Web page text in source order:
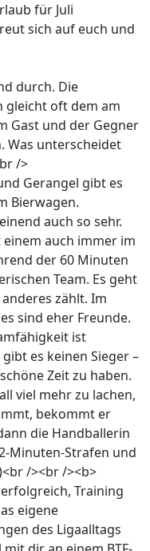
für Juli
sich auf euch und
durch. Die
gleicht oft dem am
Gast und der Gegner
Was unterscheidet
/>
Gerangel gibt es
Bierwagen.
auch so sehr.
auch immer im
der 60 Minuten
Team. Es geht
zählt. Im
sind eher Freunde.
ist
es keinen Sieger –
Zeit zu haben.
viel mehr zu lachen,
bekommt er
die Handballerin
Minuten-Strafen und
/><br /><b>
Training
eigene
des Ligaalltags